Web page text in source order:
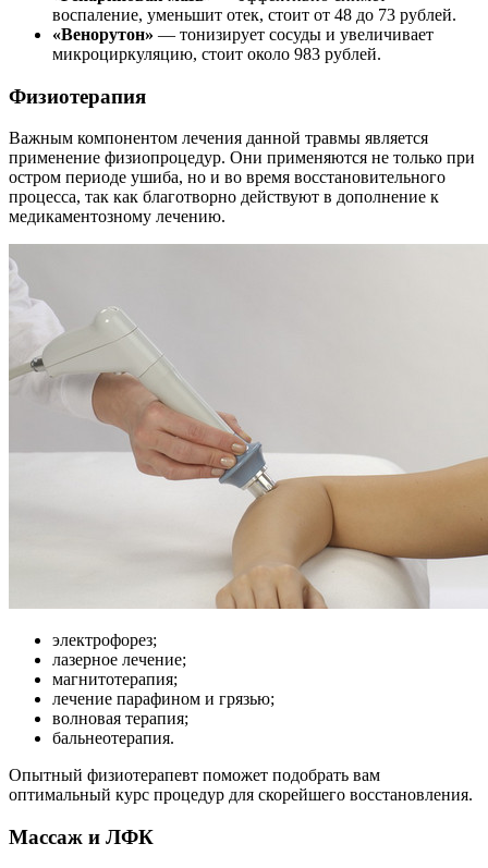
воспаление, уменьшит отек, стоит от 48 до 73 рублей.
«Венорутон» — тонизирует сосуды и увеличивает
микроциркуляцию, стоит около 983 рублей.
Физиотерапия
Важным компонентом лечения данной травмы является
применение физиопроцедур. Они применяются не только при
остром периоде ушиба, но и во время восстановительного
процесса, так как благотворно действуют в дополнение к
медикаментозному лечению.
электрофорез;
лазерное лечение;
магнитотерапия;
лечение парафином и грязью;
волновая терапия;
бальнеотерапия.
Опытный физиотерапевт поможет подобрать вам
оптимальный курс процедур для скорейшего восстановления.
Массаж и ЛФК